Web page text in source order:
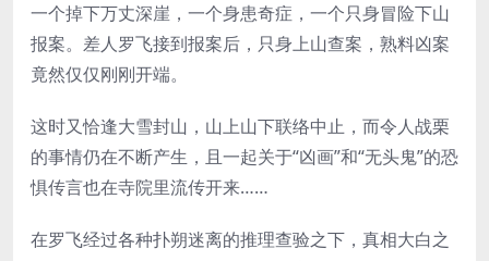
一个掉下万丈深崖，一个身患奇症，一个只身冒险下山
报案。差人罗飞接到报案后，只身上山查案，熟料凶案
竟然仅仅刚刚开端。
这时又恰逢大雪封山，山上山下联络中止，而令人战栗
的事情仍在不断产生，且一起关于“凶画”和“无头鬼”的恐
惧传言也在寺院里流传开来……
在罗飞经过各种扑朔迷离的推理查验之下，真相大白之